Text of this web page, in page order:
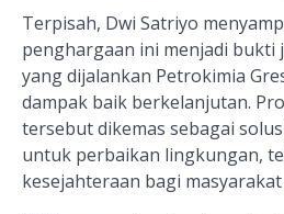
Terpisah, Dwi Satriyo
penghargaan ini menjadi bukti
yang dijalankan Petrokimia
dampak baik berkelanjutan.
tersebut dikemas sebagai
untuk perbaikan lingkungan,
kesejahteraan bagi